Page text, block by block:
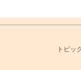
トピッ